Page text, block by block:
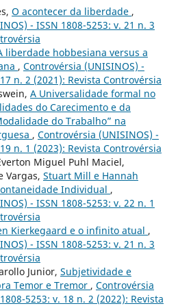
O acontecer da liberdade ,
- ISSN 1808-5253: v. 21 n. 3
liberdade hobbesiana versus a
, Controvérsia (UNISINOS) -
n. 2 (2021): Revista Controvérsia
A Universalidade formal no
do Carecimento e da
do Trabalho” na
, Controvérsia (UNISINOS) -
n. 1 (2023): Revista Controvérsia
Miguel Puhl Maciel,
Vargas, Stuart Mill e Hannah
Individual ,
- ISSN 1808-5253: v. 22 n. 1
Kierkegaard e o infinito atual ,
- ISSN 1808-5253: v. 21 n. 3
Junior, Subjetividade e
Temor e Tremor , Controvérsia
5253: v. 18 n. 2 (2022): Revista